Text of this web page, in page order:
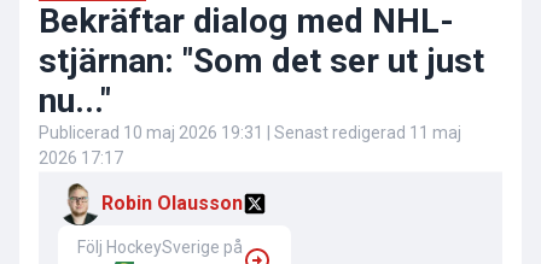
Bekräftar dialog med NHL-
stjärnan: "Som det ser ut just
nu..."
Publicerad 10 maj 2026 19:31 | Senast redigerad 11 maj
2026 17:17
Robin Olausson
Följ HockeySverige på